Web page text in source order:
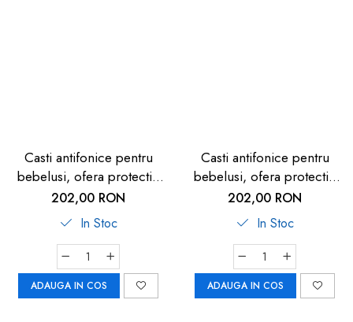
Casti antifonice pentru
bebelusi, ofera protectie
auditiva, SNR 23, negru,
ALPINE Muffy Baby Black
ALP25613
202,00 RON
In Stoc
ADAUGA IN COS
Casti antifonice pentru
bebelusi, ofera protectie
auditiva, SNR 23, albastru,
ALPINE Muffy Baby Blue
ALP24944
202,00 RON
In Stoc
ADAUGA IN COS